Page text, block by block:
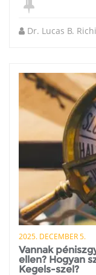
Dr. Lucas B.
2025. DECEMBER 5.
Vannak
ellen? Hogyan
Kegels-szel?